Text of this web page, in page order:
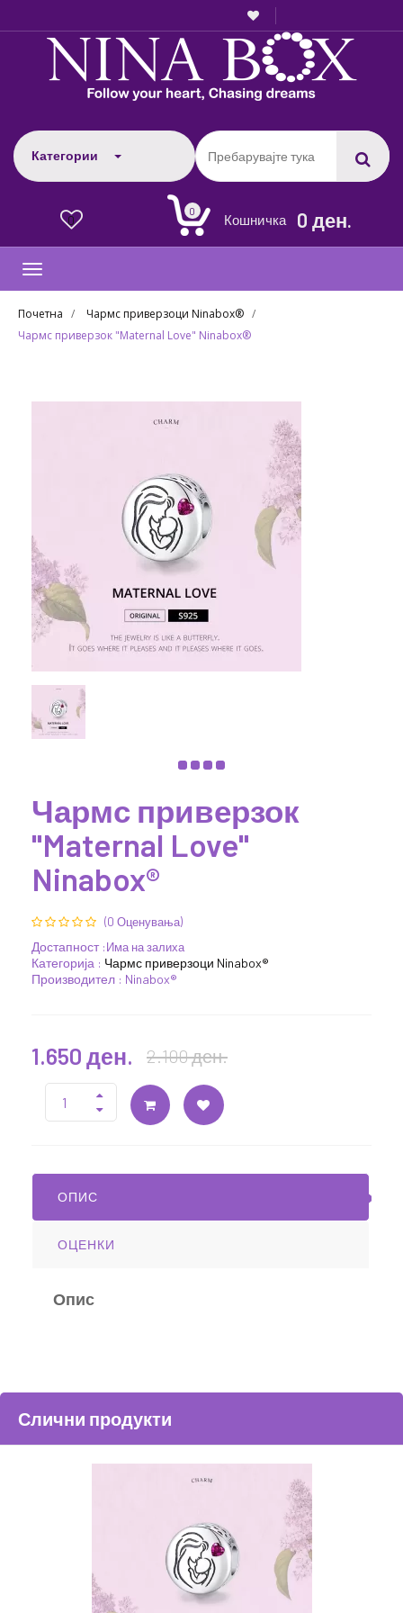
Категории
0
0
Кошничка 0 ден.
Toggle
Почетна
Чармс приверзоци Ninabox®
Чармс приверзок "Maternal Love" Ninabox®
Чармс приверзок
"Maternal Love"
Ninabox®
(0 Оценувања)
Достапност :Има на залиха
Категорија : Чармс приверзоци Ninabox®
Производител : Ninabox®
1.650 ден. 2.100 ден.
ОПИС
ОЦЕНКИ
Опис
Слични продукти